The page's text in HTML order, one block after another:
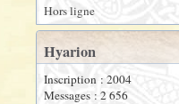
Hors ligne
Hyarion
Inscription : 2004
Messages : 2 656